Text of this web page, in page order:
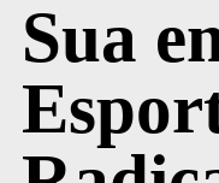
Sua